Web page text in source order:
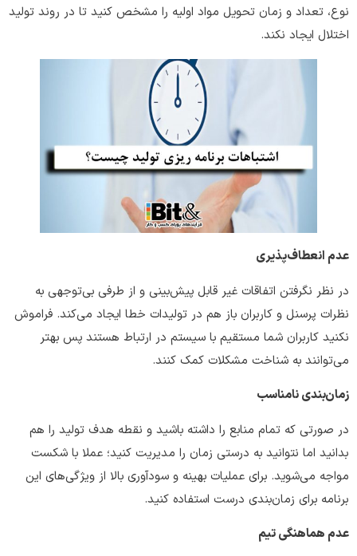
نوع، تعداد و زمان تحویل مواد اولیه را مشخص کنید تا در روند تولید
اختلال ایجاد نکند.
عدم انعطاف‌پذیری
در نظر نگرفتن اتفاقات غیر قابل پیش‌بینی و از طرفی بی‌توجهی به
نظرات پرسنل و کاربران باز هم در تولیدات خطا ایجاد می‌کند. فراموش
نکنید کاربران شما مستقیم با سیستم در ارتباط هستند پس بهتر
می‌توانند به شناخت مشکلات کمک کنند.
زمان‌بندی نامناسب
در صورتی که تمام منابع را داشته باشید و نقطه هدف تولید را هم
بدانید اما نتوانید به درستی زمان را مدیریت کنید؛ عملا با شکست
مواجه می‌شوید. برای عملیات بهینه و سودآوری بالا از ویژگی‌های این
برنامه برای زمان‌بندی درست استفاده کنید.
عدم هماهنگی تیم